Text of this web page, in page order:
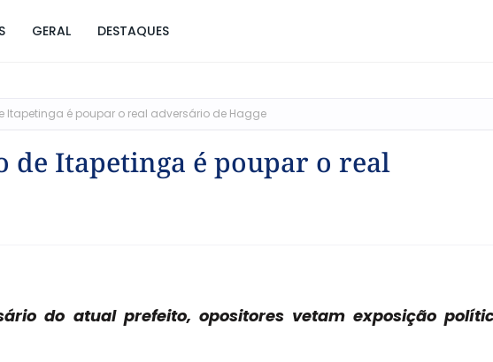
GERAL DESTAQUES
Itapetinga é poupar o real adversário de Hagge
de Itapetinga é poupar o real
do atual prefeito, opositores vetam exposição